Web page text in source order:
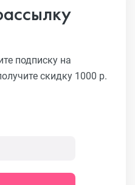
подписку на
скидку 1000 р.